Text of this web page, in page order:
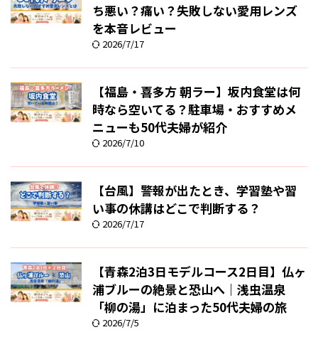
ち悪い？痛い？失敗しない愛用レンズ
を本音レビュー
2026/7/17
【福島・喜多方 朝ラー】坂内食堂は何
時なら空いてる？駐車場・おすすめメ
ニューも50代夫婦が紹介
2026/7/10
【台風】警報が出たとき、学習塾や習
い事の休講はどこで判断する？
2026/7/17
【青森2泊3日モデルコース2日目】仏ヶ
浦ブルーの絶景と恐山へ｜浅虫温泉
「柳の湯」に泊まった50代夫婦の旅
2026/7/5